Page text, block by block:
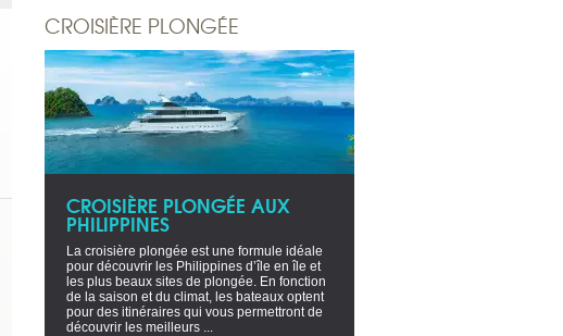
CROISIÈRE PLONGÉE
CROISIÈRE PLONGÉE AUX
PHILIPPINES
La croisière plongée est une formule idéale
pour découvrir les Philippines d’île en île et
les plus beaux sites de plongée. En fonction
de la saison et du climat, les bateaux optent
pour des itinéraires qui vous permettront de
découvrir les meilleurs ...